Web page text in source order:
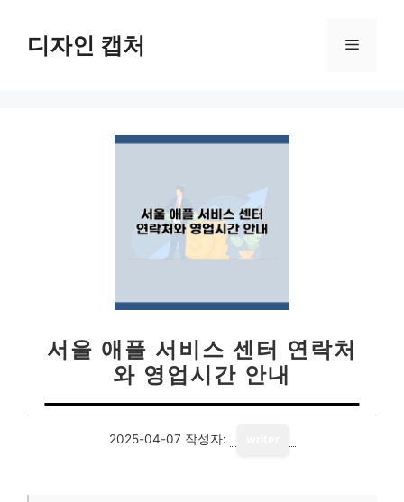
디자인 캡처 메
서울 애플 서비스 센터 연락처
와 영업시간 안내
2025-04-07 작성자: